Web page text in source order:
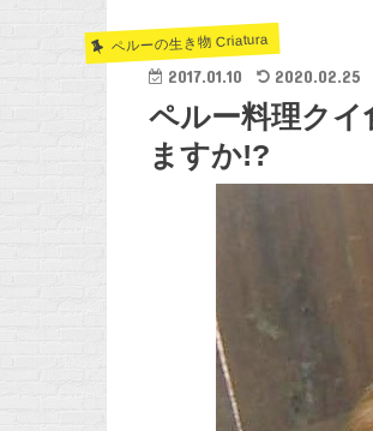
ペルーの生き物 Criatura
2017.01.10 2020.02.25
ペルー料理ク
ますか!?